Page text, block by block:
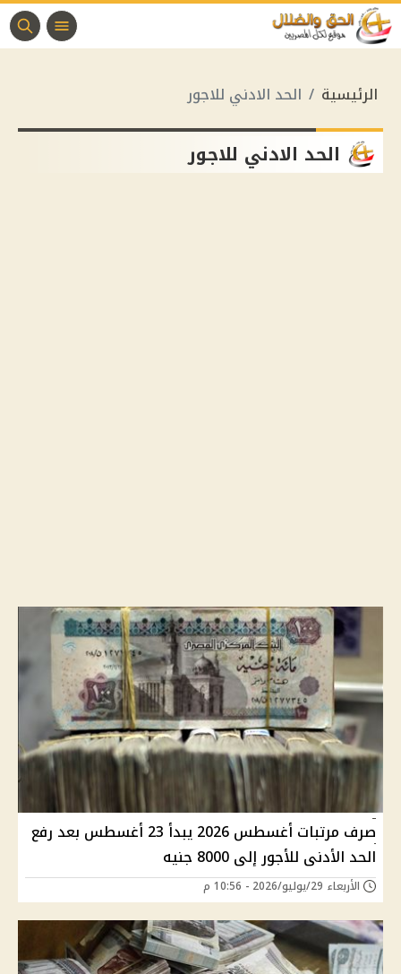
الرئيسية الحد الادني للاجور
الحد الادني للاجور
صرف مرتبات أغسطس 2026 يبدأ 23 أغسطس بعد رفع
الحد الأدنى للأجور إلى 8000 جنيه
الأربعاء 29/يوليو/2026 - 10:56 م